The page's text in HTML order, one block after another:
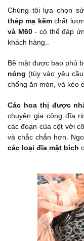
Chúng tôi lựa chọn
thép mạ kẽmchất
và M60- có thể đáp
khách hàng..
Bề mặt được bao phủ
nóng (tùy vào yêu
chống ăn mòn, và kéo
Các hoa thị được
chuyên gia công đĩa
các đoạn của cột với
và chắc chắn hơn.
các loại đĩa mặt bích